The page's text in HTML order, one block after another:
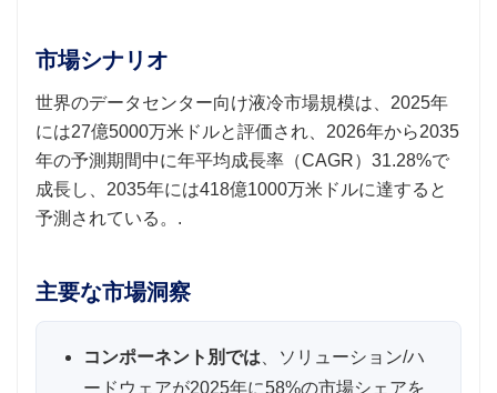
市場シナリオ
世界のデータセンター向け液冷市場規模は、2025年
には27億5000万米ドルと評価され、2026年から2035
年の予測期間中に年平均成長率（CAGR）31.28%で
成長し、2035年には418億1000万米ドルに達すると
予測されている。.
主要な市場洞察
コンポーネント別では 、ソリューション/ハ
ードウェアが2025年に58%の市場シェアを